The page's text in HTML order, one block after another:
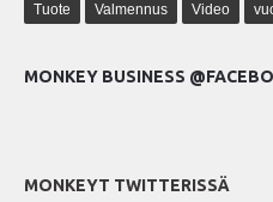
Tuote
Valmennus Video
MONKEY BUSINESS
MONKEYT TWITTERISSÄ